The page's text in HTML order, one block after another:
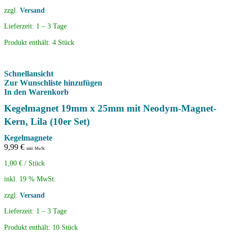
zzgl. Versand
Lieferzeit: 1 – 3 Tage
Produkt enthält: 4 Stück
Schnellansicht
Zur Wunschliste hinzufügen
In den Warenkorb
Kegelmagnet 19mm x 25mm mit Neodym-Magnet-
Kern, Lila (10er Set)
Kegelmagnete
9,99 € inkl. MwSt.
1,00 € / Stück
inkl. 19 % MwSt.
zzgl. Versand
Lieferzeit: 1 – 3 Tage
Produkt enthält: 10 Stück